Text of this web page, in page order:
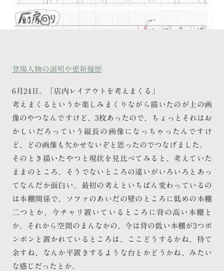
登場人物の説明や更新履歴
6月24日。「店内レイアウトを考えまくる」
考えまくるというか楽しみまくりながら描いたのが上の画
像のやつなんですけど、3枚あったので、ちょっとそれはお
かしいだろっていう縦長の画像になっちゃったんですけ
ど、どの画像も欠かせないぞと思ったのでつなげました。
そのとき描いたやつと現状を見比べてみると、考えていた
ままのところ、そうでないところの違いがいろいろとあっ
てなんだか面白い。最初の考えといちばん変わっているの
は本棚関係で、ソファのあいだの壁のところに低めの本棚
二つとか、今チャリ置いているところに背の高い本棚と
か。それから空間のまんなかの、今は背の低い本棚が3つポ
ンポンと置かれているところは、ここどうするかね、持て
余すね、なんか平置きするような台とかどうかね、みたい
な感じだったとか。